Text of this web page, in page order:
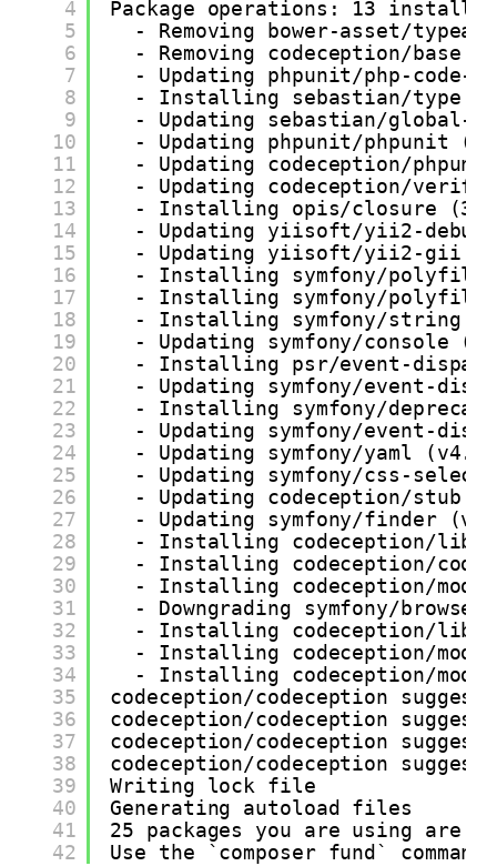
4
5
6
7
8
9
10
11
12
13
14
15
16
17
18
19
20
21
22
23
24
25
26
27
28
29
30
31
32
33
34
35
36
37
38
39
40
41
42
Package operations: 13
- Removing bower-asset/
- Removing codeception/base
- Updating phpunit/php-code-
- Installing sebastian/type
- Updating sebastian/global-
- Updating phpunit/phpunit
- Updating codeception/
- Updating codeception/
- Installing opis/closure
- Updating yiisoft/yii2-debug
- Updating yiisoft/yii2-gii
- Installing symfony/polyfill-
- Installing symfony/polyfill-
- Installing symfony/string
- Updating symfony/console
- Installing psr/event-
- Updating symfony/event-
- Installing symfony/
- Updating symfony/event-
- Updating symfony/yaml
- Updating symfony/css-
- Updating codeception/stub
- Updating symfony/finder
- Installing codeception/lib-
- Installing codeception/
- Installing codeception/
- Downgrading symfony/
- Installing codeception/lib-
- Installing codeception/
- Installing codeception/
codeception/codeception
codeception/codeception
codeception/codeception
codeception/codeception
Writing lock file
Generating autoload files
25 packages you are using are
Use the `composer fund`